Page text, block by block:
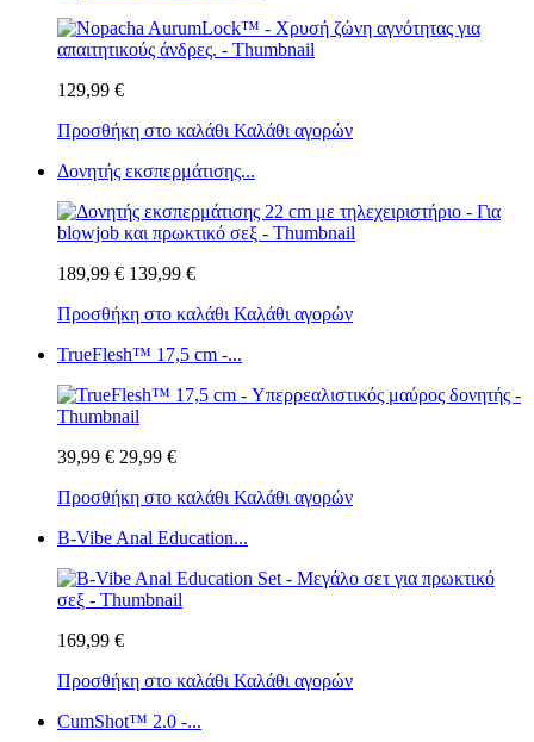
129,99 €
Προσθήκη στο καλάθι Καλάθι αγορών
Δονητής εκσπερμάτισης...
189,99 € 139,99 €
Προσθήκη στο καλάθι Καλάθι αγορών
TrueFlesh™ 17,5 cm -...
39,99 € 29,99 €
Προσθήκη στο καλάθι Καλάθι αγορών
B-Vibe Anal Education...
169,99 €
Προσθήκη στο καλάθι Καλάθι αγορών
CumShot™ 2.0 -...